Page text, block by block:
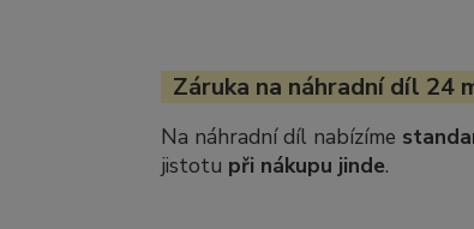
Záruka na náhradní díl 24
Na náhradní díl nabízíme
jistotu při nákupu jinde.